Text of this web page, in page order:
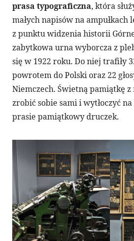
prasa typograficzna, która
małych napisów na ampułkach
z punktu widzenia historii
zabytkowa urna wyborcza z
się w 1922 roku. Do niej trafiły
powrotem do Polski oraz 22
Niemczech. Świetną pamiątkę
zrobić sobie sami i wytłoczyć
prasie pamiątkowy druczek.